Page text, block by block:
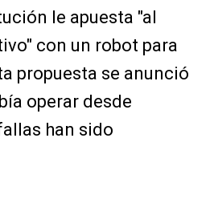
le apuesta "al
con un robot para
propuesta se anunció
operar desde
han sido